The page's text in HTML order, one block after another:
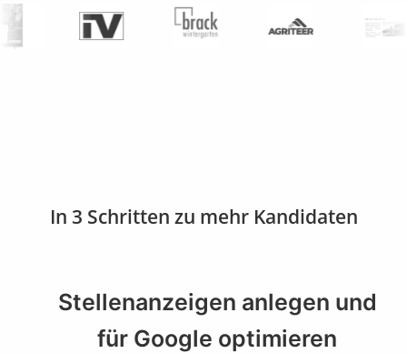
Jonas Fischer
Umwelttechnikunternehmen
In 3 Schritten zu mehr Kandidaten
Stellenanzeigen anlegen und
für Google optimieren